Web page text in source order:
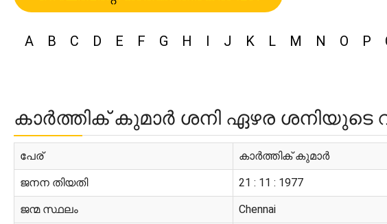
A B C D E F G H I J K L M N O P
കാർത്തിക് കുമാർ ശനി ഏഴര ശനിയുടെ
പേര് കാർത്തിക് കുമാർ
ജനന തിയതി 21 : 11 : 1977
ജന്മ സ്ഥലം Chennai